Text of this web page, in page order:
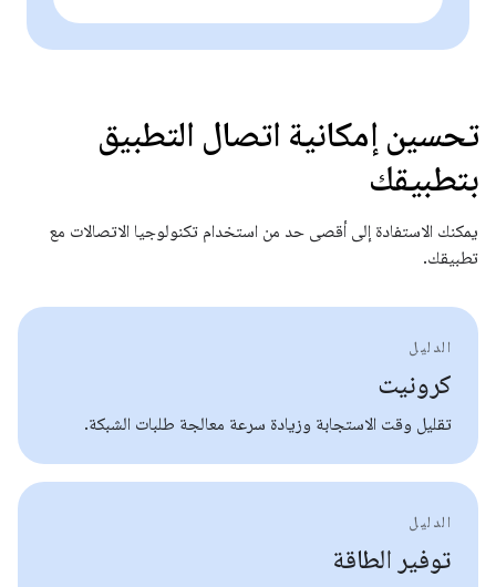
تحسين إمكانية اتصال التطبيق
بتطبيقك
يمكنك الاستفادة إلى أقصى حد من استخدام تكنولوجيا الاتصالات مع
تطبيقك.
الدليل
كرونيت
تقليل وقت الاستجابة وزيادة سرعة معالجة طلبات الشبكة.
الدليل
توفير الطاقة